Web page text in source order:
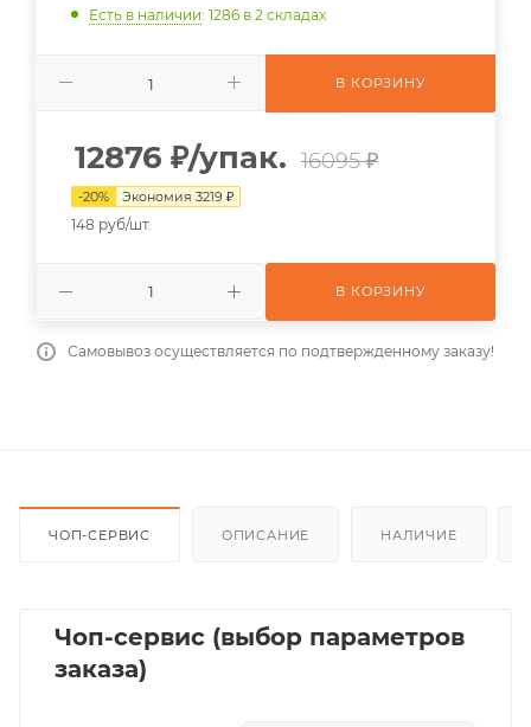
Есть в наличии: 1286 в 2 складах
В КОРЗИНУ
12876 ₽/упак. 16095 ₽
-20% Экономия 3219 ₽
148 руб/шт.
В КОРЗИНУ
Самовывоз осуществляется по подтвержденному заказу!
ЧОП-СЕРВИС ОПИСАНИЕ НАЛИЧИЕ
Чоп-сервис (выбор параметров
заказа)